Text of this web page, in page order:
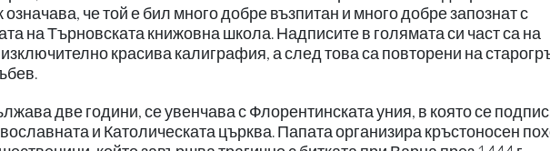
означава, че той е бил много добре възпитан и много добре запознат с
на Търновската книжовна школа. Надписите в голямата си част са на
красива калиграфия, а след това са повторени на
две години, се увенчава с Флорентинската уния, в която се
и Католическата църква. Папата организира кръстоносен